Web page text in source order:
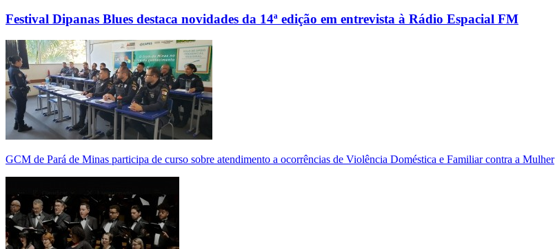
Festival Dipanas Blues destaca novidades da 14ª edição em entrevista à Rádio Espacial FM
GCM de Pará de Minas participa de curso sobre atendimento a ocorrências de Violência Doméstica e Familiar contra a Mulher